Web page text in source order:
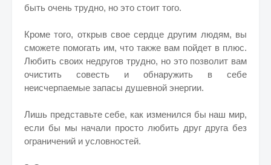
быть очень трудно, но это стоит того.
Кроме того, открыв свое сердце другим людям, вы
сможете помогать им, что также вам пойдет в плюс.
Любить своих недругов трудно, но это позволит вам
очистить совесть и обнаружить в себе
неисчерпаемые запасы душевной энергии.
Лишь представьте себе, как изменился бы наш мир,
если бы мы начали просто любить друг друга без
ограничений и условностей.